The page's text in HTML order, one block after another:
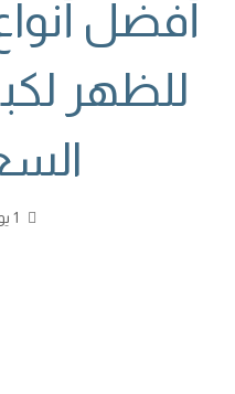
أفضل
للظهر
1 يوليو، 2026